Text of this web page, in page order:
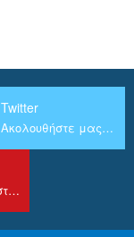
Twitter
Ακολουθήστε μας στο Twitter
Το κανάλι μας στο Youtube